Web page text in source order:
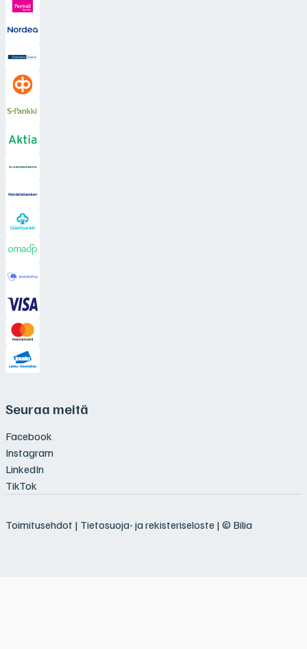
Seuraa meitä
Facebook
Instagram
LinkedIn
TikTok
Toimitusehdot | Tietosuoja- ja rekisteriseloste | © Bilia